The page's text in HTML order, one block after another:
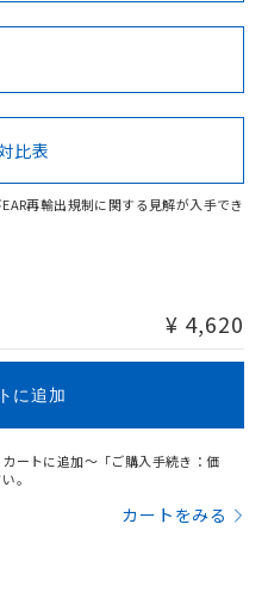
Cd Cr(VI)
能性があります。
No No
規格認証/適合状況ページへ
ページからご検索ください
比表
再輸出規制に関する見解が入手でき
¥ 4,620
に追加
ートに追加～「ご購入手続き：価
。
カートをみる